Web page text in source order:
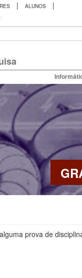
| ALUNOS |
prova de